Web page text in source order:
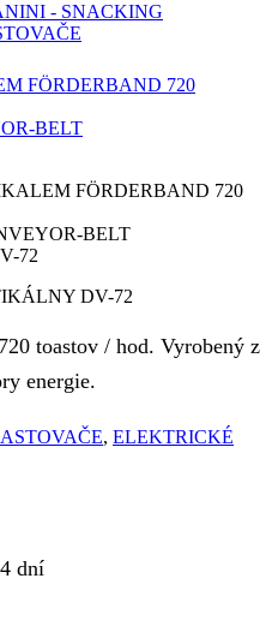
- SNACKING
DV-72
toastov / hod. Vyrobený z
energie.
, ELEKTRICKÉ
dní